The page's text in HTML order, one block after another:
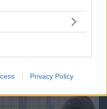
Privacy Policy
μου και το